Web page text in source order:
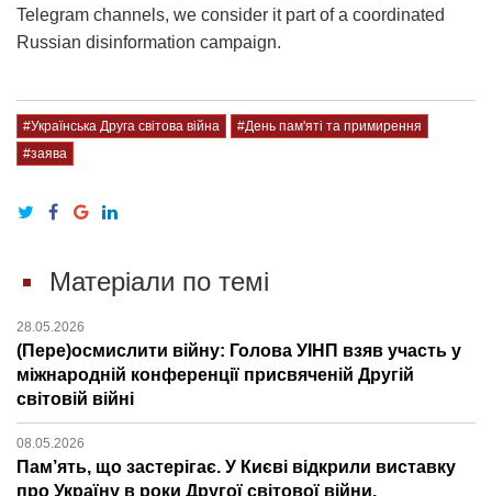
Telegram channels, we consider it part of a coordinated
Russian disinformation campaign.
#Українська Друга світова війна
#День пам'яті та примирення
#заява
Матеріали по темі
28.05.2026
(Пере)осмислити війну: Голова УІНП взяв участь у
міжнародній конференції присвяченій Другій
світовій війні
08.05.2026
Пам’ять, що застерігає. У Києві відкрили виставку
про Україну в роки Другої світової війни.